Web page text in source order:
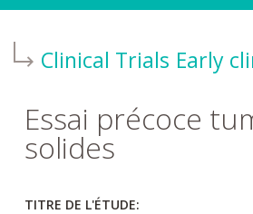
Clinical Trials Early
Essai précoce
solides
TITRE DE L'ÉTUDE: